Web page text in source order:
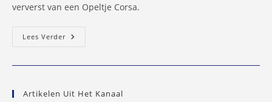
ververst van een Opeltje Corsa.
Lees VerderJe
Te
Artikelen Uit Het Kanaal